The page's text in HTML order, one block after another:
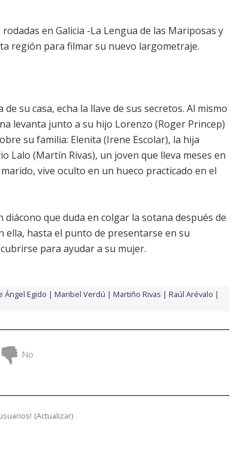
en Galicia -La Lengua de las Mariposas y
región para filmar su nuevo largometraje.
su casa, echa la llave de sus secretos. Al mismo
levanta junto a su hijo Lorenzo (Roger Princep)
su familia: Elenita (Irene Escolar), la hija
Lalo (Martín Rivas), un joven que lleva meses en
vive oculto en un hueco practicado en el
diácono que duda en colgar la sotana después de
ella, hasta el punto de presentarse en su
para ayudar a su mujer.
Ángel Egido Maribel Verdú Martiño Rivas
Raúl Arévalo
No
(Actualizar)